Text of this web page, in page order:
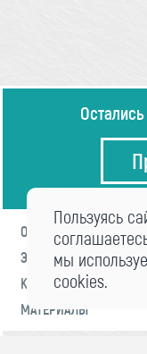
О ФОРУМЕ
ЭКСПЕРТЫ
КОНТАКТЫ
МАТЕРИАЛЫ
Пользуясь
мы
cookies.